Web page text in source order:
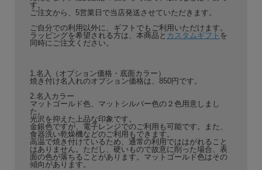
す。
ご注文から、5営業日で当店発送させていただきます。
ご自分での利用以外に、ギフトでもご利用いただけます。
ラッピングを希望される方は、本商品と カスタムギフト を
同時にご注文ください。
1.名入（オプション価格・底面カラー）
焼き付け名入れのオプション価格は、850円です。
2.名入カラー
マットゴールド色、マットシルバー色の２色用意しまし
た。
光沢を抑えた上品な印象です。
金銀色ですが、電子レンジでのご利用も可能です。また、
食器洗い乾燥機などのご利用もできます。
高温で焼き付けているため、通常の利用でははがれること
はありません。ただし、硬いもので故意に削った場合、表
面の色が落ちることがあります。マットゴールド色はその
傾向があります。